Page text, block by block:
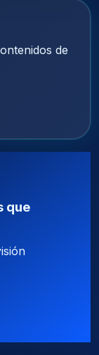
de
que